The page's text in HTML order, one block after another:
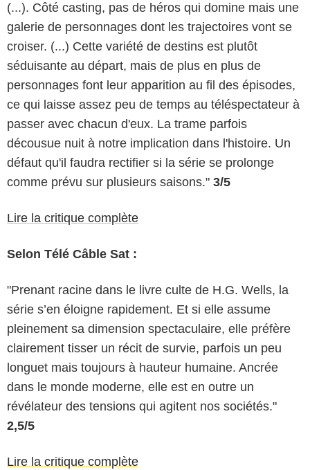
(...). Côté casting, pas de héros qui domine mais une
galerie de personnages dont les trajectoires vont se
croiser. (...) Cette variété de destins est plutôt
séduisante au départ, mais de plus en plus de
personnages font leur apparition au fil des épisodes,
ce qui laisse assez peu de temps au téléspectateur à
passer avec chacun d'eux. La trame parfois
décousue nuit à notre implication dans l'histoire. Un
défaut qu'il faudra rectifier si la série se prolonge
comme prévu sur plusieurs saisons." 3/5
Lire la critique complète
Selon Télé Câble Sat :
"Prenant racine dans le livre culte de H.G. Wells, la
série s’en éloigne rapidement. Et si elle assume
pleinement sa dimension spectaculaire, elle préfère
clairement tisser un récit de survie, parfois un peu
longuet mais toujours à hauteur humaine. Ancrée
dans le monde moderne, elle est en outre un
révélateur des tensions qui agitent nos sociétés."
2,5/5
Lire la critique complète